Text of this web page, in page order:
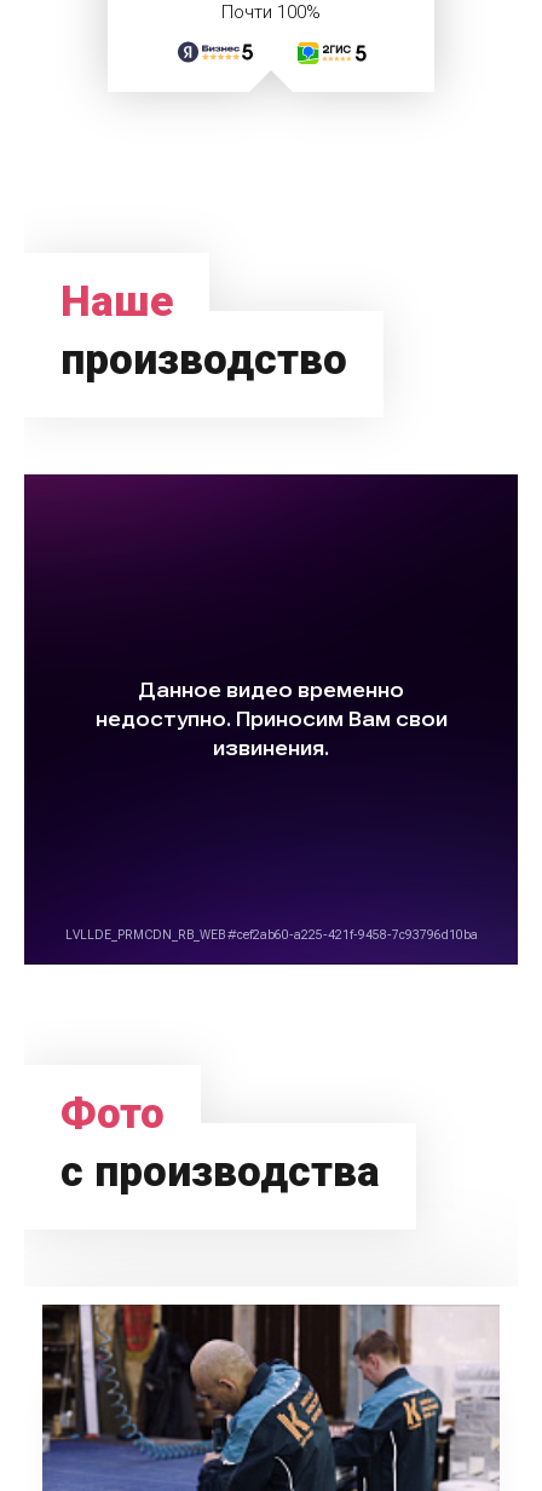
Почти 100%
Наше
производство
Фото
с производства